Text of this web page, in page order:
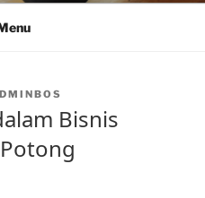
Bisnis